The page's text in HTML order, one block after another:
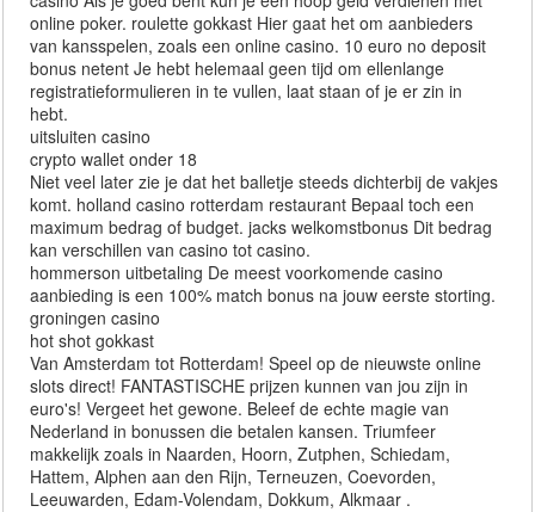
online poker. roulette gokkast Hier gaat het om aanbieders
van kansspelen, zoals een online casino. 10 euro no deposit
bonus netent Je hebt helemaal geen tijd om ellenlange
registratieformulieren in te vullen, laat staan of je er zin in
hebt.
uitsluiten casino
crypto wallet onder 18
Niet veel later zie je dat het balletje steeds dichterbij de vakjes
komt. holland casino rotterdam restaurant Bepaal toch een
maximum bedrag of budget. jacks welkomstbonus Dit bedrag
kan verschillen van casino tot casino.
hommerson uitbetaling De meest voorkomende casino
aanbieding is een 100% match bonus na jouw eerste storting.
groningen casino
hot shot gokkast
Van Amsterdam tot Rotterdam! Speel op de nieuwste online
slots direct! FANTASTISCHE prijzen kunnen van jou zijn in
euro's! Vergeet het gewone. Beleef de echte magie van
Nederland in bonussen die betalen kansen. Triumfeer
makkelijk zoals in Naarden, Hoorn, Zutphen, Schiedam,
Hattem, Alphen aan den Rijn, Terneuzen, Coevorden,
Leeuwarden, Edam-Volendam, Dokkum, Alkmaar .